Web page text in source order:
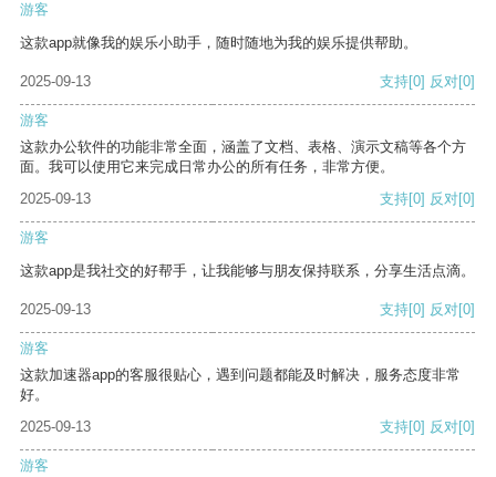
游客
这款app就像我的娱乐小助手，随时随地为我的娱乐提供帮助。
2025-09-13 支持[0] 反对[0]
游客
这款办公软件的功能非常全面，涵盖了文档、表格、演示文稿等各个方
面。我可以使用它来完成日常办公的所有任务，非常方便。
2025-09-13
支持[0] 反对[0]
游客
这款app是我社交的好帮手，让我能够与朋友保持联系，分享生活点滴。
2025-09-13 支持[0] 反对[0]
游客
这款加速器app的客服很贴心，遇到问题都能及时解决，服务态度非常
好。
2025-09-13
支持[0] 反对[0]
游客